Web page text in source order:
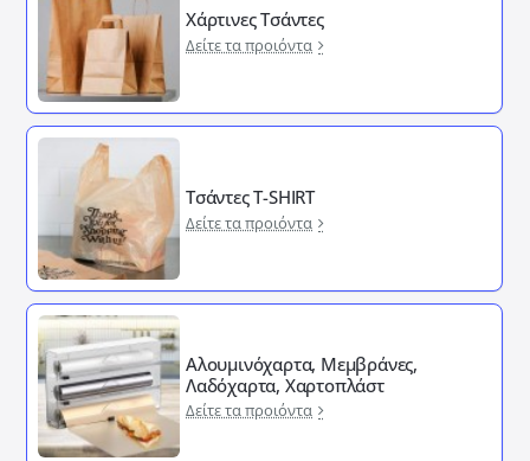
Χάρτινες Τσάντες
Δείτε τα προιόντα
Τσάντες T-SHIRT
Δείτε τα προιόντα
Αλουμινόχαρτα, Μεμβράνες,
Λαδόχαρτα, Χαρτοπλάστ
Δείτε τα προιόντα